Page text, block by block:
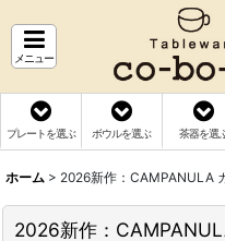
メニュー
プレートを選ぶ ボウルを選ぶ 茶器を選
ホーム > 2026新作：CAMPANULA
2026新作：